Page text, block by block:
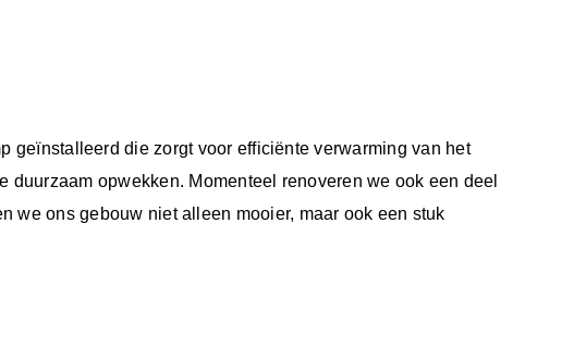
geïnstalleerd die zorgt voor efficiënte verwarming van het
opwekken. Momenteel renoveren we ook een deel
we ons gebouw niet alleen mooier, maar ook een stuk